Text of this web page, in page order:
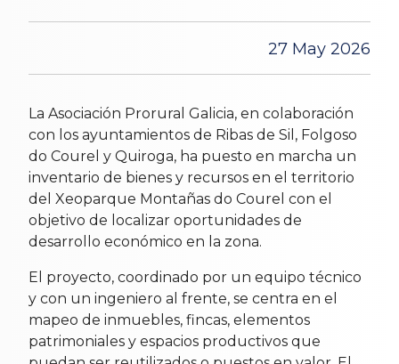
27 May 2026
La Asociación Prorural Galicia, en colaboración
con los ayuntamientos de Ribas de Sil, Folgoso
do Courel y Quiroga, ha puesto en marcha un
inventario de bienes y recursos en el territorio
del Xeoparque Montañas do Courel con el
objetivo de localizar oportunidades de
desarrollo económico en la zona.
El proyecto, coordinado por un equipo técnico
y con un ingeniero al frente, se centra en el
mapeo de inmuebles, fincas, elementos
patrimoniales y espacios productivos que